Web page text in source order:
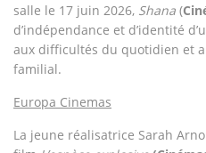
salle le 17 juin 2026, Shana (
d’indépendance et d’identité
aux difficultés du quotidien et
familial.
Europa Cinemas
La jeune réalisatrice Sarah